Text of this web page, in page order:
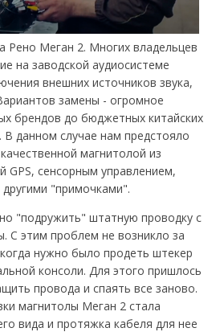
Рено Меган 2. Многих владельцев
на заводской аудиосистеме
внешних источников звука,
замены - огромное
брендов до бюджетных китайских
В данном случае нам предстояло
магнитолой из
GPS, сенсорным управлением,
"примочками".
штатную проводку с
С этим проблем не возникло за
нужно было продеть штекер
консоли. Для этого пришлось
провода и спаять все заново.
магнитолы Меган 2 стала
вида и протяжка кабеля для нее